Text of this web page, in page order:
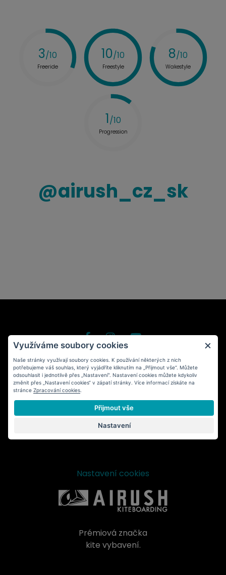
3/10
Freeride
10/10
Freestyle
8/10
Wakestyle
1/10
Progression
@airush_cz_sk
PRODUKTY
KITY
KITEBOARDY
INFORMACE O ZPRACOVÁNÍ OSOBNÍCH ÚDAJŮ
OBCHODNÍ PODMÍNKY
Nastavení cookies
Prémiová značka
kite vybavení.
Využíváme soubory cookies
Naše stránky využívají soubory cookies. K používání některých z nich
potřebujeme váš souhlas, který vyjádříte kliknutím na „Přijmout vše“. Můžete
odsouhlasit i jednotlivě přes „Nastavení“. Nastavení cookies můžete kdykoliv
změnit přes „Nastavení cookies“ v zápatí stránky. Více informací získáte na
stránce Zpracování cookies
Přijmout vše
Nastavení